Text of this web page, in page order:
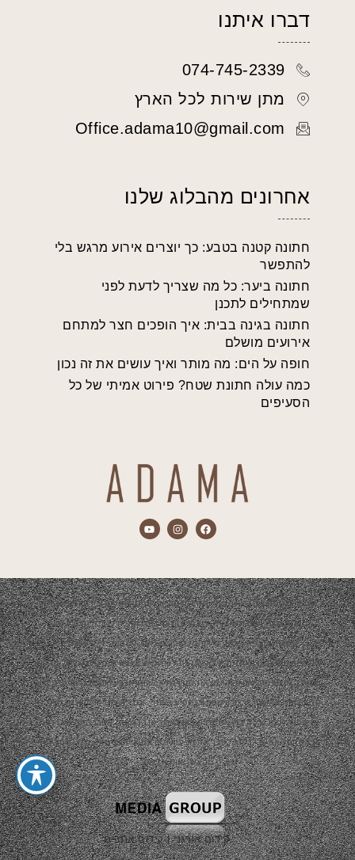
דברו איתנו
074-745-2339
מתן שירות לכל הארץ
Office.adama10@gmail.com
אחרונים מהבלוג שלנו
חתונה קטנה בטבע: כך יוצרים אירוע מרגש בלי
להתפשר
חתונה ביער: כל מה שצריך לדעת לפני
שמתחילים לתכנן
חתונה בגינה בבית: איך הופכים חצר למתחם
אירועים מושלם
חופה על הים: מה מותר ואיך עושים את זה נכון
כמה עולה חתונת שטח? פירוט אמיתי של כל
הסעיפים
התכנים המוצגים באתר הם אך ורק מתוך אירועים שהופקו ע"י חברת אדמה.
הפקת האירועים תמיד תהיה בשיתוף צדדים נוספים כגון: ריהוט, עיצוב,
קייטרינג, נכסי שטח, סידור פרחים, צלמים, להקות, די ג'יי ועוד…
התכנים המוצגים באתר יהיו באישור קבלני המשנה ובשיתוף פעולה של פרסום
ועבודה משותפת. אם והיה ומצאת תוכן שלא לרוחך ובבעלותך זכויות יוצרים או
קניין רוחני ו/או אין ברצונך שהתוכן יופיע באתר, וגם לא כפרסום חינמי מצידנו,
אנא פנה אלינו בכל דרך שמוצגת כאן באתר או ברשתות החברתיות ואנו נענה
בהקדם האפשרי בכדי לסדר את הבעיה ו/או את אי הנעימות, תודה וסליחה
מראש, צוות אדמה.
קידום אורגני|קידום אתרים